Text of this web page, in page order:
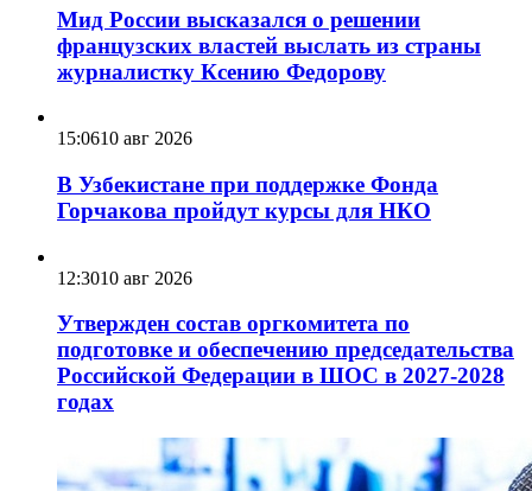
Мид России высказался о решении
французских властей выслать из страны
журналистку Ксению Федорову
15:0610 авг 2026
В Узбекистане при поддержке Фонда
Горчакова пройдут курсы для НКО
12:3010 авг 2026
Утвержден состав оргкомитета по
подготовке и обеспечению председательства
Российской Федерации в ШОС в 2027-2028
годах